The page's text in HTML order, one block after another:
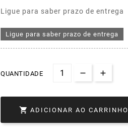
Ligue para saber prazo de entrega
Ligue para saber prazo de entrega
QUANTIDADE
 ADICIONAR AO CARRINHO